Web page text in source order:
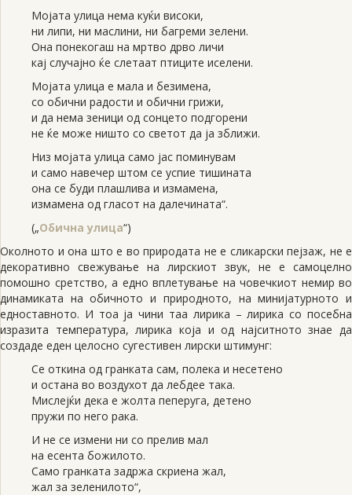
Мојата улица нема куќи високи,
ни липи, ни маслини, ни багреми зелени.
Она понекогаш на мртво дрво личи
кај случајно ќе слетаат птиците иселени.
Мојата улица е мала и безимена,
со обични радости и обични грижи,
и да нема зеници од сонцето подгорени
не ќе може ништо со светот да ја зближи.
Низ мојата улица само јас поминувам
и само навечер штом се успие тишината
она се буди плашлива и измамена,
измамена од гласот на далечината“.
(„Обична улица“)
Околното и она што е во природата не е сликарски пејзаж, не е
декоративно свежување на лирскиот звук, не е самоцелно
помошно сретство, а едно вплетување на човечкиот немир во
динамиката на обичното и природното, на минијатурното и
едноставното. И тоа ја чини таа лирика – лирика со посебна
изразита температура, лирика која и од најситното знае да
создаде еден целосно сугестивен лирски штимунг:
Се откина од гранката сам, полека и несетено
и остана во воздухот да лебдее така.
Мислејќи дека е жолта пеперуга, детено
пружи по него рака.
И не се измени ни со прелив мал
на есента божилото.
Само гранката задржа скриена жал,
жал за зеленилото“,